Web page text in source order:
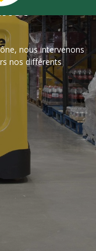
nous intervenons
nos différents